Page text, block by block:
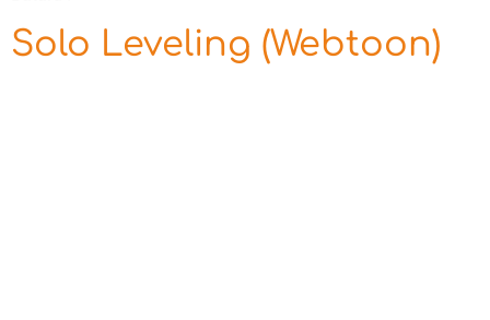
Solo Leveling (Webtoon)